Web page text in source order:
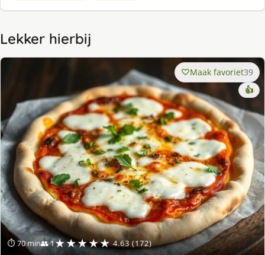
Lekker hierbij
⏱ 70 min👥 1★★★★★ 4.63 (172)
Maak favoriet39
👍